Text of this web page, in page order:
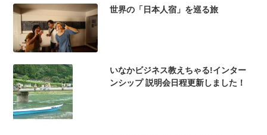
世界の「日本人宿」を巡る旅
いなかビジネス教えちゃる!インター
ンシップ 説明会日程更新しました！